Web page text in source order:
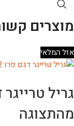
מוצרים
אזל המלאי
מהתצוגה